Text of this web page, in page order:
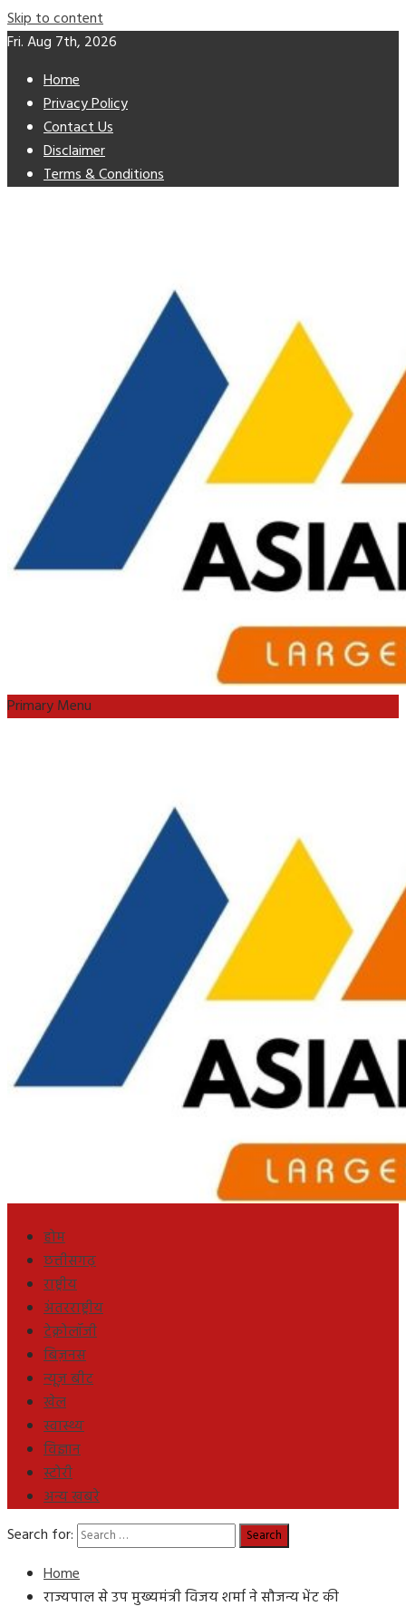
Skip to content
Fri. Aug 7th, 2026
Home
Privacy Policy
Contact Us
Disclaimer
Terms & Conditions
Primary Menu
होम
छत्तीसगढ़
राष्ट्रीय
अंतरराष्ट्रीय
टेक्नोलॉजी
बिज़नस
न्यूज़ बीट
खेल
स्वास्थ्य
विज्ञान
स्टोरी
अन्य खबरे
Search for:
Home
राज्यपाल से उप मुख्यमंत्री विजय शर्मा ने सौजन्य भेंट की